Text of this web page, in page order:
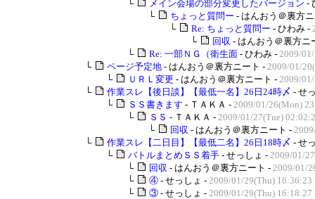
└
メイン会場の部分変更したバージョン -
└
ちょっと質問ー - はんおう＠裏方
└
Re: ちょっと質問ー - ひわみ -
└
回収 - はんおう＠裏方ニ
└
Re: 一部ＮＧ（衛生面 - ひわみ - 2009/
└
ページ予定地 - はんおう＠裏方ニート - 2009/01/
└
ＵＲＬ変更 - はんおう＠裏方ニート - 2009/
└
作業スレ【後日談】【最低一名】26日24時〆 - せ
└
ＳＳ書きます - ＴＡＫＡ - 2009/01/26(Mon)
└
ＳＳ - ＴＡＫＡ - 2009/01/27(Tue)
└
回収 - はんおう＠裏方ニート -
└
作業スレ【二日目】【最低二名】26日18時〆 - せ
└
バトルまとめＳＳ着手 - せっしょ - 2009/01/
└
回収 - はんおう＠裏方ニート - 2009/01/
└
④ - せっしょ - 2009/01/29(Thu) 16:36:23
└
③ - せっしょ - 2009/01/29(Thu) 16:18:27